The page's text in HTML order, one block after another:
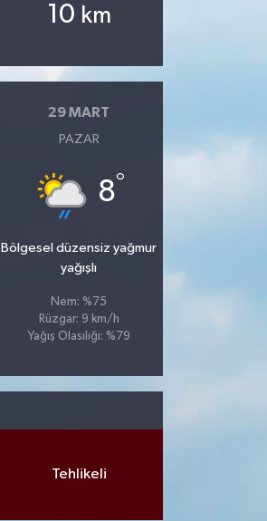
10 km
29 MART
PAZAR
8°
Bölgesel düzensiz yağmur
yağışlı
Nem: %75
Rüzgar: 9 km/h
Yağış Olasılığı: %79
Tehlikeli